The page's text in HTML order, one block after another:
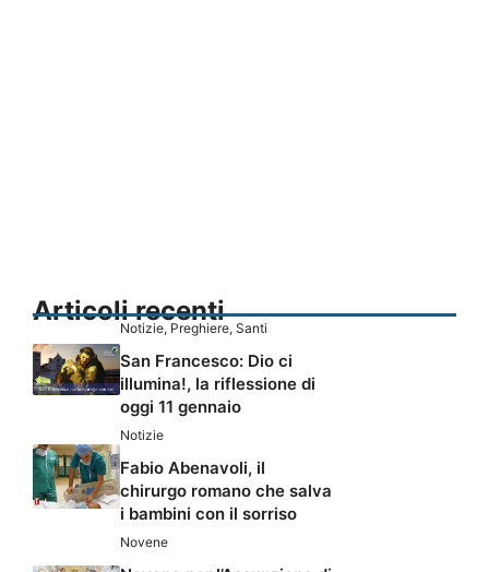
Articoli recenti
Notizie, Preghiere, Santi
San Francesco: Dio ci
illumina!, la riflessione di
oggi 11 gennaio
Notizie
Fabio Abenavoli, il
chirurgo romano che salva
i bambini con il sorriso
Novene